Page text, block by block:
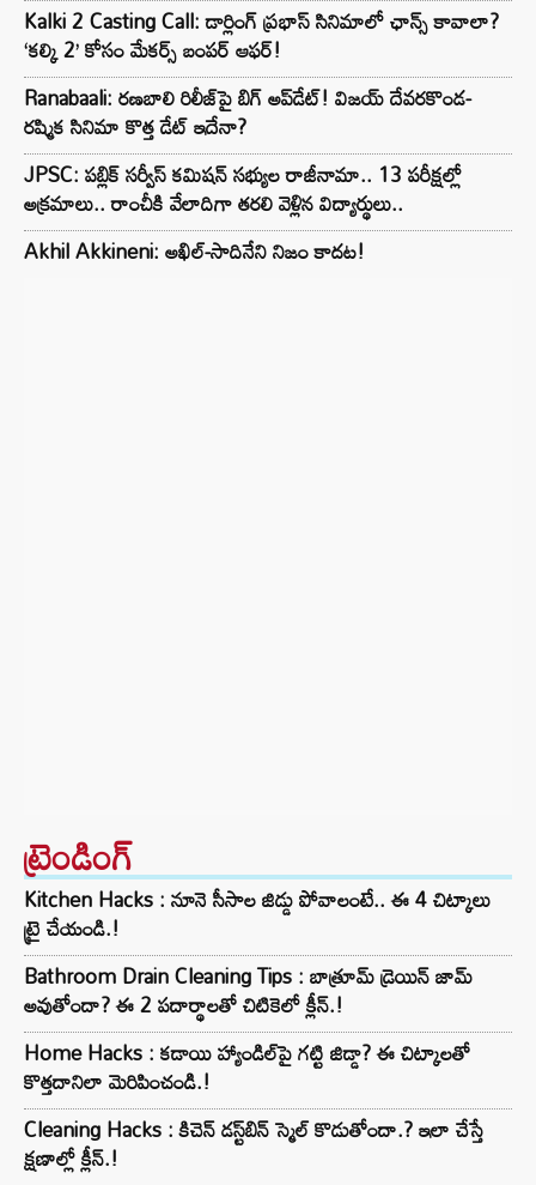
Kalki 2 Casting Call: డార్లింగ్ ప్రభాస్ సినిమాలో ఛాన్స్ కావాలా?
‘కల్కి 2’ కోసం మేకర్స్‌ బంపర్ ఆఫర్!
Ranabaali: రణబాలి రిలీజ్‌పై బిగ్ అప్‌డేట్! విజయ్ దేవరకొండ-
రష్మిక సినిమా కొత్త డేట్ ఇదేనా?
JPSC: పబ్లిక్ సర్వీస్ కమిషన్ సభ్యుల రాజీనామా.. 13 పరీక్షల్లో
అక్రమాలు.. రాంచీకి వేలాదిగా తరలి వెళ్లిన విద్యార్థులు..
Akhil Akkineni: అఖిల్-సాదినేని నిజం కాదట!
ట్రెండింగ్‌
Kitchen Hacks : నూనె సీసాల జిడ్డు పోవాలంటే.. ఈ 4 చిట్కాలు
ట్రై చేయండి.!
Bathroom Drain Cleaning Tips : బాత్రూమ్ డ్రెయిన్ జామ్
అవుతోందా? ఈ 2 పదార్థాలతో చిటికెలో క్లీన్.!
Home Hacks : కడాయి హ్యాండిల్‌పై గట్టి జిడ్డా? ఈ చిట్కాలతో
కొత్తదానిలా మెరిపించండి.!
Cleaning Hacks : కిచెన్ డస్ట్‌బిన్ స్మెల్ కొడుతోందా.? ఇలా చేస్తే
క్షణాల్లో క్లీన్.!